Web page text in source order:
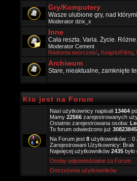
Gry/Komputery
Wasze ulubione gry, nad
Moderator dzix_x
Inne
Cała reszta. Varia. Życie.
Moderator Cement
Radosna twórczość
Ksiązki/Filmy,
Archiwum
Stare, nieaktualne, zamknięte
Kto jest na Forum
Nasi użytkownicy napisali 13464
Mamy 22566 zarejestrowanych
Ostatnio zarejestrowana osoba:
To forum odwiedzono już 30823845
Na Forum jest 8 użytkowników ::
Zarejestrowani Użytkownicy: Brak
Najwięcej użytkowników 2435
Osoby odpowiedzialne za Forum
Ostrzeżenia użytkowników